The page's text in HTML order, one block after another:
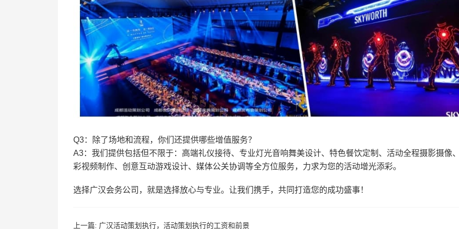
Q3：除了场地和流程，你们还提供哪些增值服务？
A3：我们提供包括但不限于：高端礼仪接待、专业灯光音响舞美设计、特色餐饮定制、活动全程摄影摄像
彩视频制作、创意互动游戏设计、媒体公关协调等全方位服务，力求为您的活动增光添彩。
选择广汉会务公司，就是选择放心与专业。让我们携手，共同打造您的成功盛事！
上一篇: 广汉活动策划执行，活动策划执行的工资和前景